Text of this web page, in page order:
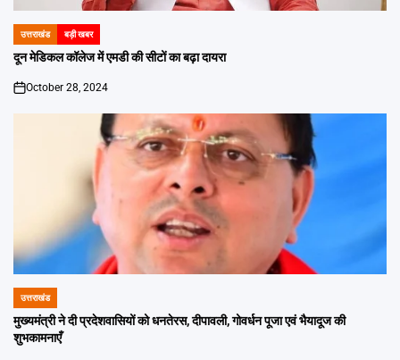
POSTED
IN
उत्तराखंड बड़ी खबर
दून मेडिकल कॉलेज में एमडी की सीटों का बढ़ा दायरा
on
October 28, 2024
POSTED
IN
उत्तराखंड
मुख्यमंत्री ने दी प्रदेशवासियों को धनतेरस, दीपावली, गोवर्धन पूजा एवं भैयादूज की
शुभकामनाएँ